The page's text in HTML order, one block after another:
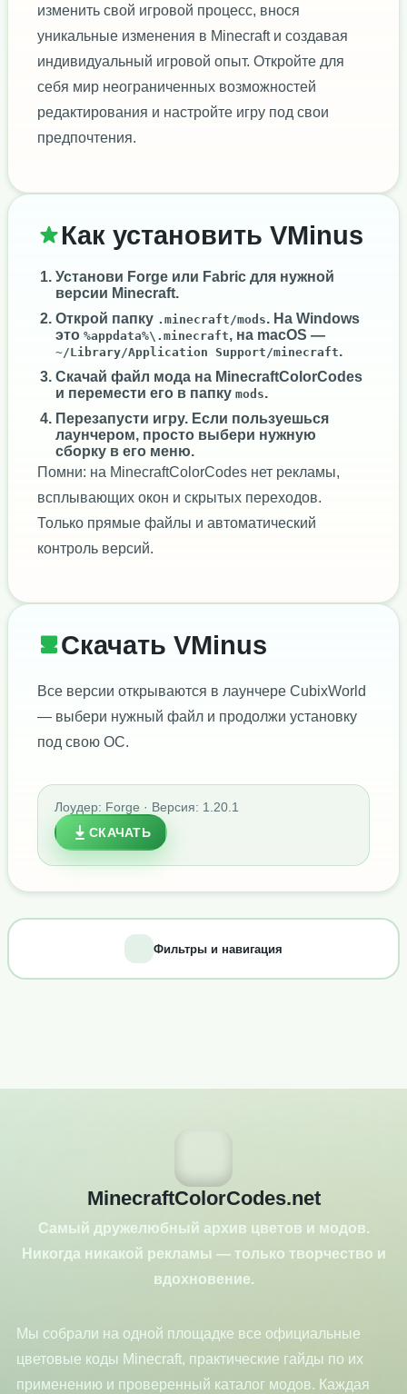
изменить свой игровой процесс, внося
уникальные изменения в Minecraft и создавая
индивидуальный игровой опыт. Откройте для
себя мир неограниченных возможностей
редактирования и настройте игру под свои
предпочтения.
Как установить VMinus
Установи Forge или Fabric для нужной
версии Minecraft.
Открой папку .minecraft/mods. На Windows
это %appdata%\.minecraft, на macOS —
~/Library/Application Support/minecraft.
Скачай файл мода на MinecraftColorCodes
и перемести его в папку mods.
Перезапусти игру. Если пользуешься
лаунчером, просто выбери нужную
сборку в его меню.
Помни: на MinecraftColorCodes нет рекламы,
всплывающих окон и скрытых переходов.
Только прямые файлы и автоматический
контроль версий.
Скачать VMinus
Все версии открываются в лаунчере CubixWorld
— выбери нужный файл и продолжи установку
под свою ОС.
Лоудер: Forge · Версия: 1.20.1
СКАЧАТЬ
Фильтры и навигация
MinecraftColorCodes.net
Самый дружелюбный архив цветов и модов.
Никогда никакой рекламы — только творчество и
вдохновение.
Мы собрали на одной площадке все официальные
цветовые коды Minecraft, практические гайды по их
применению и проверенный каталог модов. Каждая